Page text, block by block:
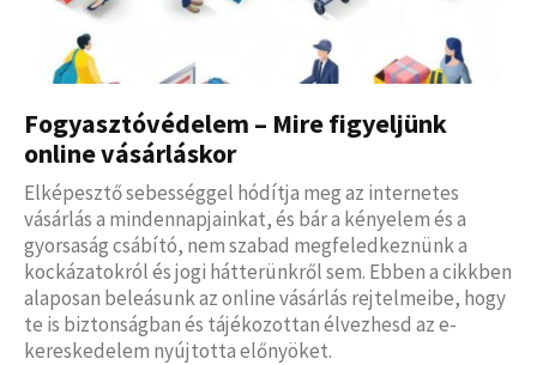
Fogyasztóvédelem – Mire figyeljünk
online vásárláskor
Elképesztő sebességgel hódítja meg az internetes
vásárlás a mindennapjainkat, és bár a kényelem és a
gyorsaság csábító, nem szabad megfeledkeznünk a
kockázatokról és jogi hátterünkről sem. Ebben a cikkben
alaposan beleásunk az online vásárlás rejtelmeibe, hogy
te is biztonságban és tájékozottan élvezhesd az e-
kereskedelem nyújtotta előnyöket.